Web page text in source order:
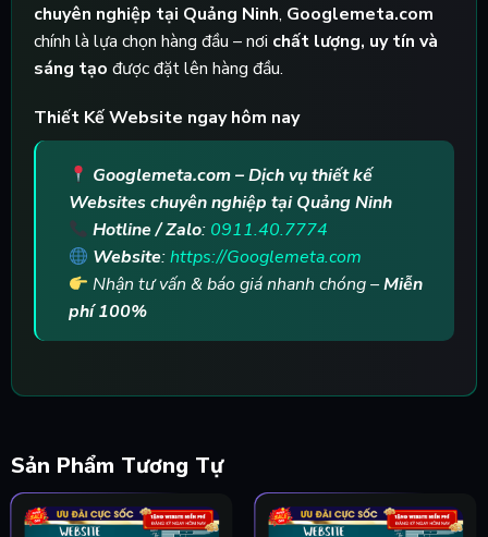
chuyên nghiệp tại Quảng Ninh, Googlemeta.com
chính là lựa chọn hàng đầu – nơi chất lượng, uy tín và
sáng tạo được đặt lên hàng đầu.
Thiết Kế Website ngay hôm nay
Googlemeta.com – Dịch vụ thiết kế
Websites chuyên nghiệp tại Quảng Ninh
Hotline / Zalo: 0911.40.7774
Website:https://Googlemeta.com
Nhận tư vấn & báo giá nhanh chóng –Miễn
phí 100%
Sản Phẩm Tương Tự